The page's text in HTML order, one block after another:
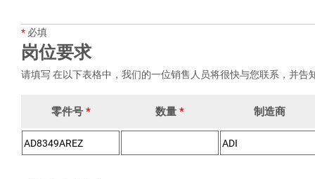
* 必填
岗位要求
请填写 在以下表格中，我们的一位销售人员将很快与您联系，并告
零件号 * 数量 * 制造商